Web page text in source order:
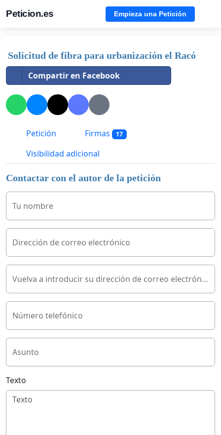
Peticion.es Empieza una Petición
Solicitud de fibra para urbanización el Racó
Compartir en Facebook
Petición Firmas 17
Visibilidad adicional
Contactar con el autor de la petición
Tu nombre
Dirección de correo electrónico
Vuelva a introducir su dirección de correo electrónico
Número telefónico
Asunto
Texto